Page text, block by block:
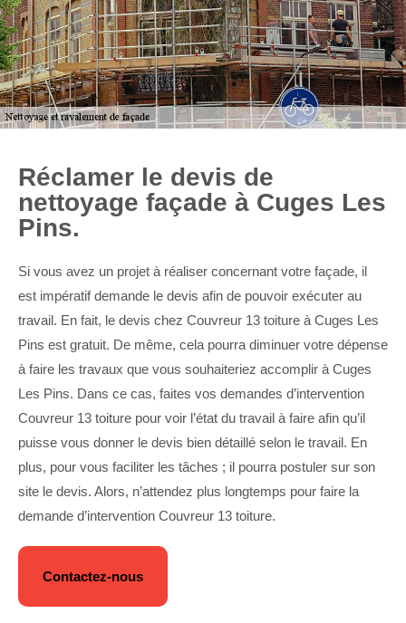
Réclamer le devis de
nettoyage façade à Cuges Les
Pins.
Si vous avez un projet à réaliser concernant votre façade, il
est impératif demande le devis afin de pouvoir exécuter au
travail. En fait, le devis chez Couvreur 13 toiture à Cuges Les
Pins est gratuit. De même, cela pourra diminuer votre dépense
à faire les travaux que vous souhaiteriez accomplir à Cuges
Les Pins. Dans ce cas, faites vos demandes d’intervention
Couvreur 13 toiture pour voir l’état du travail à faire afin qu’il
puisse vous donner le devis bien détaillé selon le travail. En
plus, pour vous faciliter les tâches ; il pourra postuler sur son
site le devis. Alors, n’attendez plus longtemps pour faire la
demande d’intervention Couvreur 13 toiture.
Contactez-nous